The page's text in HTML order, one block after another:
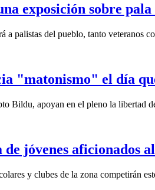
exposición sobre
a palistas del pueblo, tanto veteranos
"matonismo" el día
Bildu, apoyan en el pleno la libertad
de jóvenes aficionados
y clubes de la zona competirán